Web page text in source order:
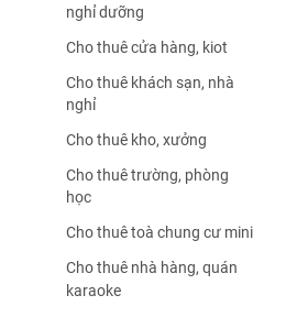
nghỉ dưỡng
Cho thuê cửa hàng, kiot
Cho thuê khách sạn, nhà
nghỉ
Cho thuê kho, xưởng
Cho thuê trường, phòng
học
Cho thuê toà chung cư mini
Cho thuê nhà hàng, quán
karaoke